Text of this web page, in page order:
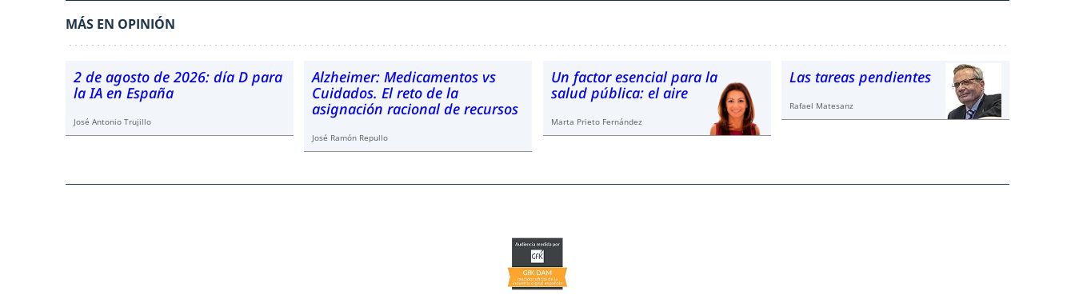
MÁS EN OPINIÓN
2 de agosto de 2026: día D para
la IA en España
José Antonio Trujillo
Alzheimer: Medicamentos vs
Cuidados. El reto de la
asignación racional de recursos
José Ramón Repullo
Un factor esencial para la
salud pública: el aire
Marta Prieto Fernández
Las tareas pendientes
Rafael Matesanz